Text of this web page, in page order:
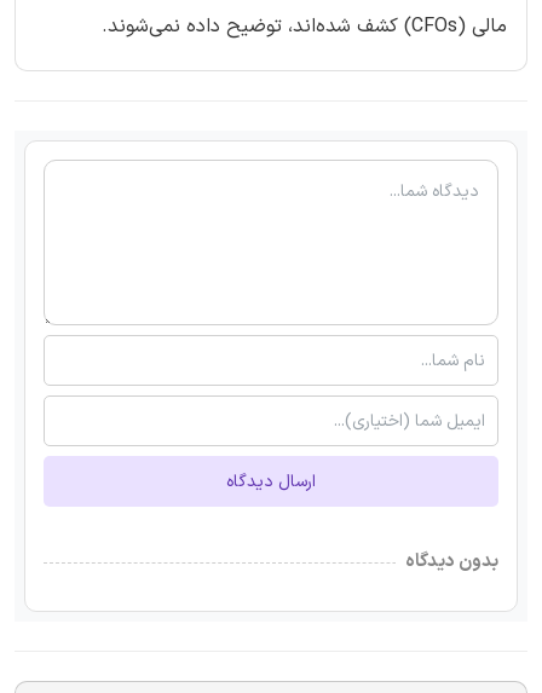
مالی (CFOs) کشف شده‌اند، توضیح داده نمی‌شوند.
ارسال دیدگاه
بدون دیدگاه